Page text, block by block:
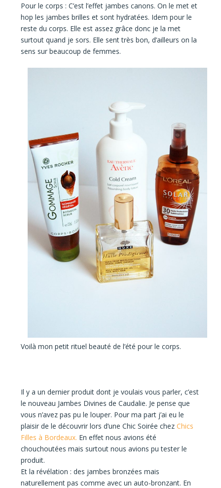
Pour le corps :C’est l’effet jambes canons. On le met et
hop les jambes brilles et sont hydratées. Idem pour le
reste du corps. Elle est assez grâce donc je la met
surtout quand je sors. Elle sent très bon, d’ailleurs on la
sens sur beaucoup de femmes.
Voilàmon petit rituel beauté de l’été pour le corps.
Il y a un dernier produitdont je voulais vous parler, c’est
le nouveau Jambes Divines de Caudalie. Je pense que
vous n’avez pas pu le louper. Pour ma part j’ai eu le
plaisir de le découvrir lors d’uneChic Soirée chezChics
Filles à Bordeaux. En effet nousavions été
chouchoutées mais surtout nous avions putester le
produit.
Et larévélation :des jambes bronzées mais
naturellement pas comme avec un auto-bronzant. En